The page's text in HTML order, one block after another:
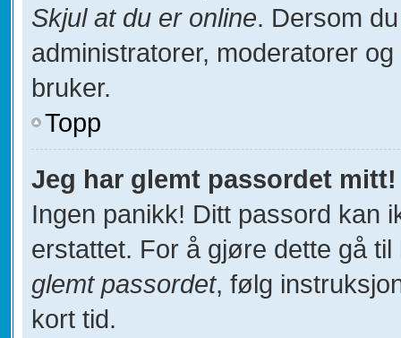
Skjul at du er online. Dersom
administratorer, moderatorer
bruker.
Topp
Jeg har glemt passordet mitt!
Ingen panikk! Ditt passord kan
erstattet. For å gjøre dette gå
glemt passordet, følg
kort tid.